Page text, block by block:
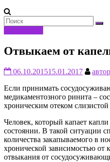
Отвыкаем от
06.10.201515.01.2017 автор
Если принимать
медикаментозного ринита –
хроническим отеком
Человек, который капает
состоянии. В такой ситуации
количества закапываемого в
хронической зависимостью от
отвыкания от